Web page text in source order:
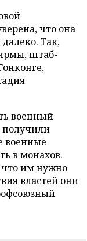
что она
Так,
штаб-
военный
военные
в монахов.
им нужно
властей они